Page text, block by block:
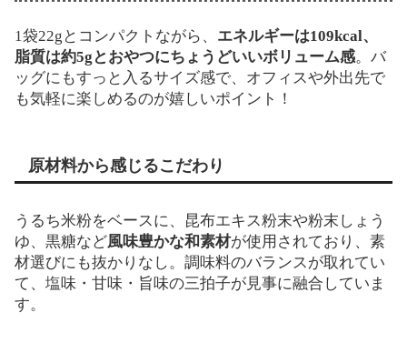
1袋22gとコンパクトながら、 エネルギーは109kcal、
脂質は約5gとおやつにちょうどいいボリューム感。バ
ッグにもすっと入るサイズ感で、オフィスや外出先で
も気軽に楽しめるのが嬉しいポイント！
原材料から感じるこだわり
うるち米粉をベースに、昆布エキス粉末や粉末しょう
ゆ、黒糖など風味豊かな和素材が使用されており、素
材選びにも抜かりなし。調味料のバランスが取れてい
て、塩味・甘味・旨味の三拍子が見事に融合していま
す。